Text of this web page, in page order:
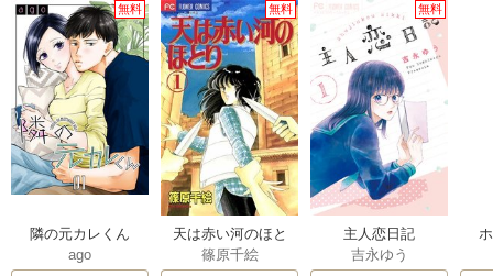
無料
隣の元カレくん
ago
無料
天は赤い河のほと
り
篠原千絵
無料
主人恋日記
吉永ゆう